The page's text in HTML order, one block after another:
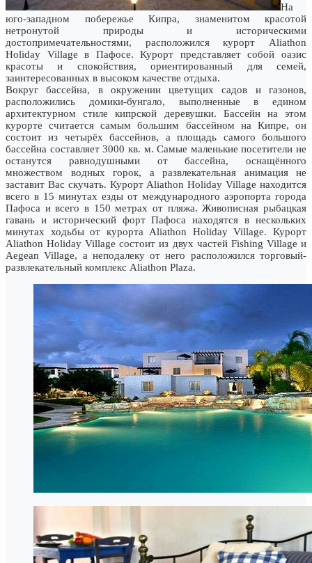
На
юго-западном побережье Кипра, знаменитом красотой
нетронутой природы и историческими
достопримечательностями, расположился курорт Aliathon
Holiday Village в Пафосе. Курорт представляет собой оазис
красоты и спокойствия, ориентированный для семей,
заинтересованных в высоком качестве отдыха.
Вокруг бассейна, в окружении цветущих садов и газонов,
расположились домики-бунгало, выполненные в едином
архитектурном стиле кипрской деревушки. Бассейн на этом
курорте считается самым большим бассейном на Кипре, он
состоит из четырёх бассейнов, а площадь самого большого
бассейна составляет 3000 кв. м. Самые маленькие посетители не
останутся равнодушными от бассейна, оснащённого
множеством водных горок, а развлекательная анимация не
заставит Вас скучать. Курорт Aliathon Holiday Village находится
всего в 15 минутах езды от международного аэропорта города
Пафоса и всего в 150 метрах от пляжа. Живописная рыбацкая
гавань и исторический форт Пафоса находятся в нескольких
минутах ходьбы от курорта Aliathon Holiday Village. Курорт
Aliathon Holiday Village состоит из двух частей Fishing Village и
Aegean Village, а неподалеку от него расположился торговый-
развлекательный комплекс Aliathon Plaza.